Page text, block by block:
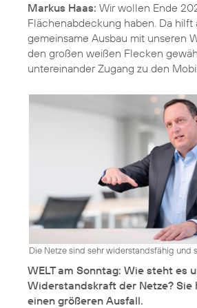
Markus Haas: Wir wollen Ende
Flächenabdeckung haben. Da hilft
gemeinsame Ausbau mit unseren
den großen weißen Flecken
Die Netze sind sehr widerstandsfähig und
WELT am Sonntag: Wie steht es
Widerstandskraft der Netze? Sie
einen größeren Ausfall.